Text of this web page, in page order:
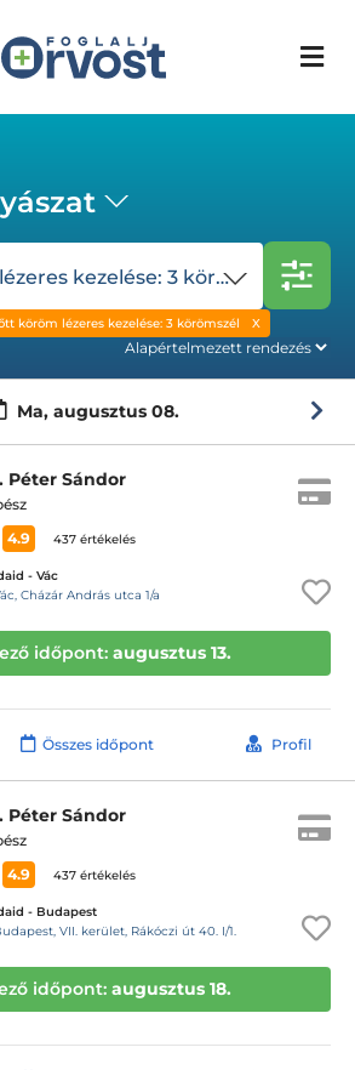
Benőtt köröm lézeres kezelése: 3 körömszél
köröm lézeres kezelése: 3 körömszél
Ma, augusztus 08.
Péter Sándor
4.9
437 értékelés
- Vác
Cházár András utca 1/a
időpont: augusztus 13.
Összes időpont Profil
Péter Sándor
4.9
437 értékelés
- Budapest
VII. kerület, Rákóczi út 40. I/1.
időpont: augusztus 18.